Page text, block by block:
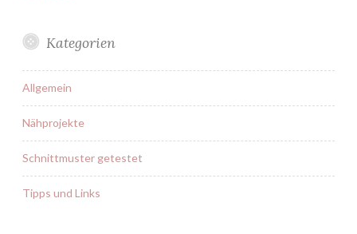
Kategorien
Allgemein
Nähprojekte
Schnittmuster getestet
Tipps und Links